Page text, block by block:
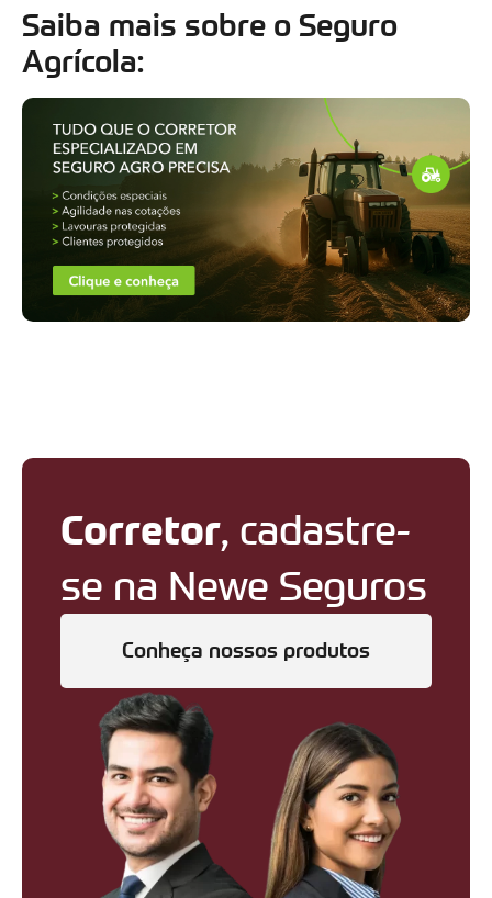
Saiba mais sobre o Seguro
Agrícola:
Corretor, cadastre-
se na Newe Seguros
Conheça nossos produtos